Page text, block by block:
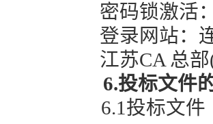
密码锁激活
登录网站：
江苏CA 总
6.投标文件
6.1投标文件